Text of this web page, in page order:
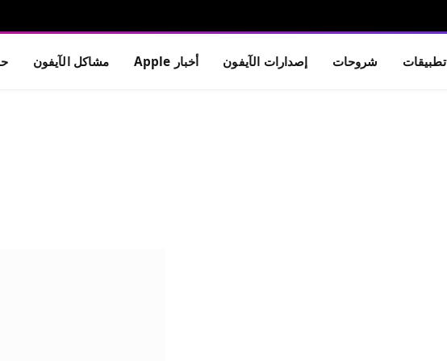
تطبيقات شروحات إصدارات الآيفون أخبار Apple مشاكل الآيفون